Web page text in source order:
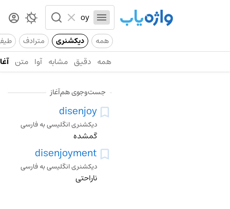
همه دیکشنری مترادف
همه دقیق مشابه آوا متن
جست‌وجوی هم‌آغاز
disenjoy
دیکشنری انگلیسی به فارسی
گمشده
disenjoyment
دیکشنری انگلیسی به فارسی
ناراحتی